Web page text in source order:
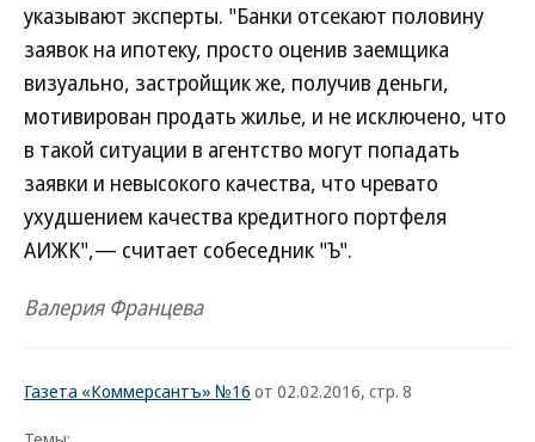
указывают эксперты. "Банки отсекают половину
заявок на ипотеку, просто оценив заемщика
визуально, застройщик же, получив деньги,
мотивирован продать жилье, и не исключено, что
в такой ситуации в агентство могут попадать
заявки и невысокого качества, что чревато
ухудшением качества кредитного портфеля
АИЖК",— считает собеседник "Ъ".
Валерия Францева
Газета «Коммерсантъ» №16 от 02.02.2016, стр. 8